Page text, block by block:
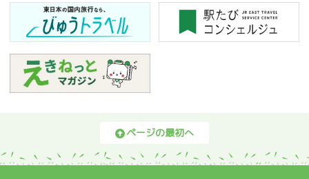
ページの最初へ